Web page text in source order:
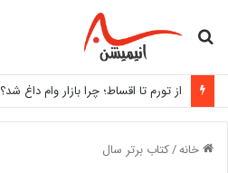
جستجو
از تورم تا اقساط؛ چرا بازار وام داغ شد؟
خانه/کتاب برتر سال